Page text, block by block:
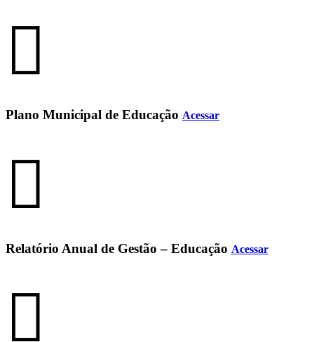
Plano Municipal de Educação Acessar
Relatório Anual de Gestão – Educação Acessar